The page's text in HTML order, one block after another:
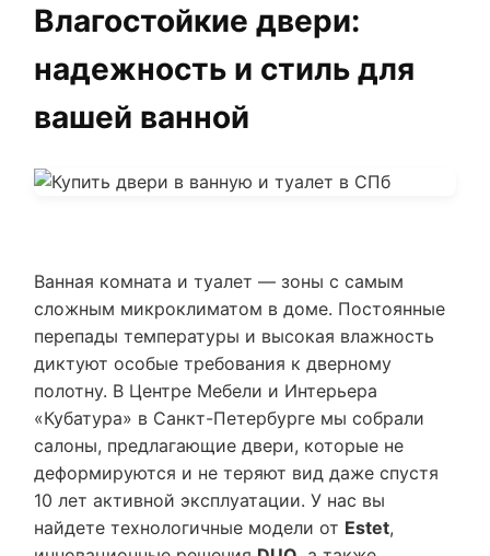
Влагостойкие двери:
надежность и стиль для
вашей ванной
Ванная комната и туалет — зоны с самым
сложным микроклиматом в доме. Постоянные
перепады температуры и высокая влажность
диктуют особые требования к дверному
полотну. В Центре Мебели и Интерьера
«Кубатура» в Санкт-Петербурге мы собрали
салоны, предлагающие двери, которые не
деформируются и не теряют вид даже спустя
10 лет активной эксплуатации. У нас вы
найдете технологичные модели от Estet,